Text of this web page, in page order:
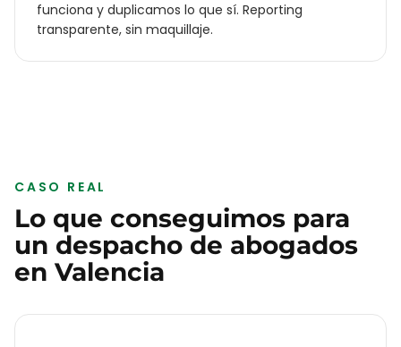
funciona y duplicamos lo que sí. Reporting
transparente, sin maquillaje.
CASO REAL
Lo que conseguimos para
un despacho de abogados
en Valencia